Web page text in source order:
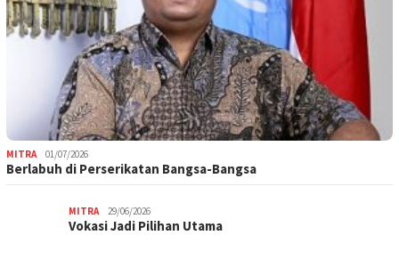
MITRA 01/07/2026
Berlabuh di Perserikatan Bangsa-Bangsa
MITRA 29/06/2026
Vokasi Jadi Pilihan Utama